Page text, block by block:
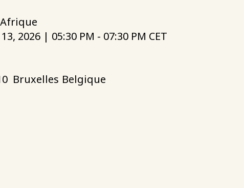
2026 | 05:30 PM - 07:30 PM CET
Bruxelles Belgique